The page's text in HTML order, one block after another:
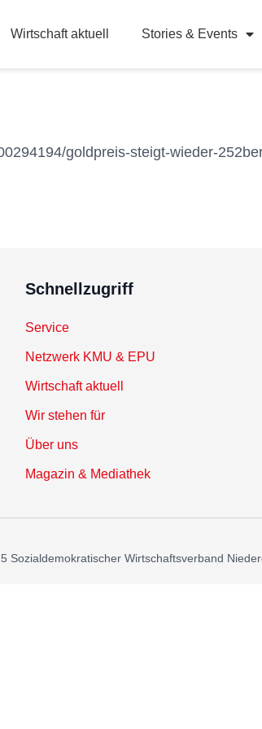
Wirtschaft aktuell Stories & Events
goldpreis-steigt-wieder-
Schnellzugriff
Service
Netzwerk KMU & EPU
Wirtschaft aktuell
Wir stehen für
Über uns
Magazin & Mediathek
Sozialdemokratischer Wirtschaftsverband